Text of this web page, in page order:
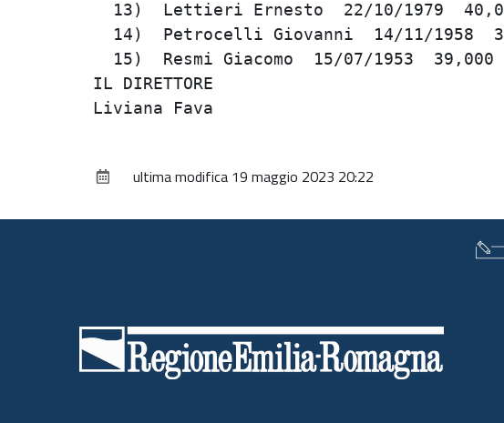
13)  Lettieri
14)  Petrocelli
15)  Resmi Giacomo
IL
ultima modifica 19 maggio 2023 20:22